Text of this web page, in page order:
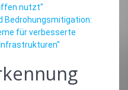
nutzt"
Bedrohungsmitigation:
für verbesserte